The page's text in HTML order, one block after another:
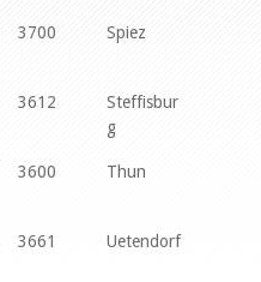
3700 Spiez
3612
Steffisbur
g
3600 Thun
3661 Uetendorf